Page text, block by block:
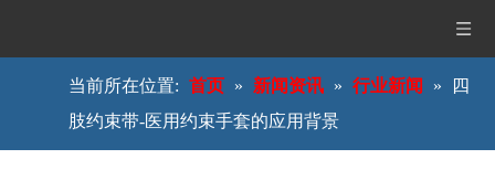
当前所在位置: 首页 » 新闻资讯 » 行业新闻 »
四
肢约束带-医用约束手套的应用背景